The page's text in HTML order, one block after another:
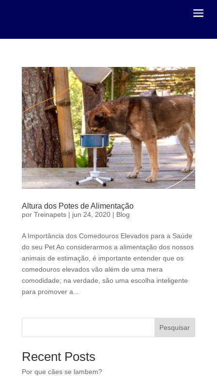
Altura dos Potes de Alimentação
por Treinapets| jun 24, 2020| Blog
A Importância dos Comedouros Elevados para a Saúde
do seu Pet Ao considerarmos a alimentação dos nossos
animais de estimação, é importante entender que os
comedouros elevados vão além de uma mera
comodidade; na verdade, são uma escolha inteligente
para promover a...
Pesquisar
Recent Posts
Por que cães se lambem?